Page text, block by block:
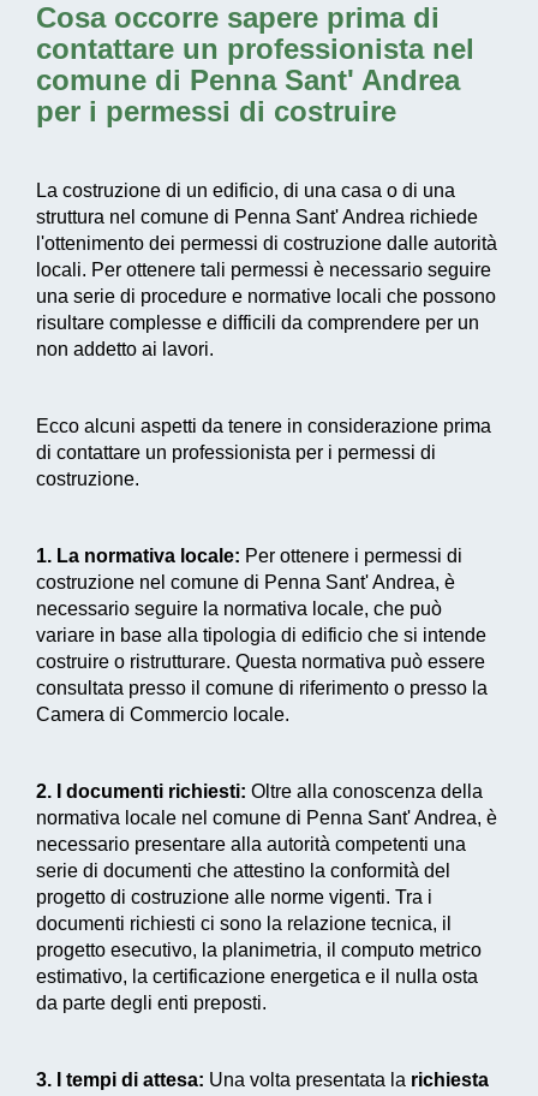
Cosa occorre sapere prima di
contattare un professionista nel
comune di Penna Sant' Andrea
per i permessi di costruire
La costruzione di un edificio, di una casa o di una
struttura nel comune di Penna Sant' Andrea richiede
l'ottenimento dei permessi di costruzione dalle autorità
locali. Per ottenere tali permessi è necessario seguire
una serie di procedure e normative locali che possono
risultare complesse e difficili da comprendere per un
non addetto ai lavori.
Ecco alcuni aspetti da tenere in considerazione prima
di contattare un professionista per i permessi di
costruzione.
1. La normativa locale: Per ottenere i permessi di
costruzione nel comune di Penna Sant' Andrea, è
necessario seguire la normativa locale, che può
variare in base alla tipologia di edificio che si intende
costruire o ristrutturare. Questa normativa può essere
consultata presso il comune di riferimento o presso la
Camera di Commercio locale.
2. I documenti richiesti: Oltre alla conoscenza della
normativa locale nel comune di Penna Sant' Andrea, è
necessario presentare alla autorità competenti una
serie di documenti che attestino la conformità del
progetto di costruzione alle norme vigenti. Tra i
documenti richiesti ci sono la relazione tecnica, il
progetto esecutivo, la planimetria, il computo metrico
estimativo, la certificazione energetica e il nulla osta
da parte degli enti preposti.
3. I tempi di attesa: Una volta presentata la richiesta